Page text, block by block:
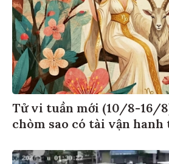
Tử vi tuần mới (10/8-16/
chòm sao có tài vận